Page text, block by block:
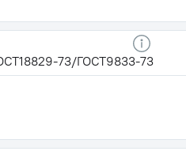
73/ГОСТ9833-73